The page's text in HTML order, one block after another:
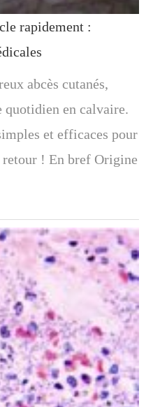
rapidement :
abcès cutanés,
quotidien en calvaire.
et efficaces pour
! En bref Origine